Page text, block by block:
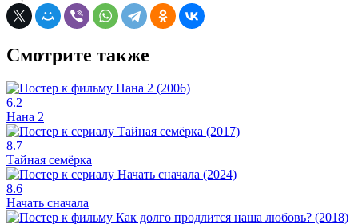
Смотрите также
6.2
Нана 2
8.7
Тайная семёрка
8.6
Начать сначала